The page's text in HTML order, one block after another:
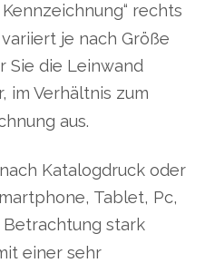
rechts
je nach Größe
Sie die Leinwand
im Verhältnis zum
aus.
Katalogdruck oder
Tablet, Pc,
stark
einer sehr